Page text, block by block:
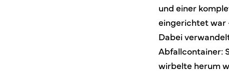
und einer
eingerichtet war
Dabei
Abfallcontainer:
wirbelte herum